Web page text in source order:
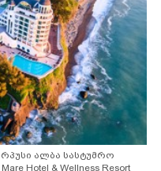
ალბა სასტუმრო
Hotel & Wellness Resort